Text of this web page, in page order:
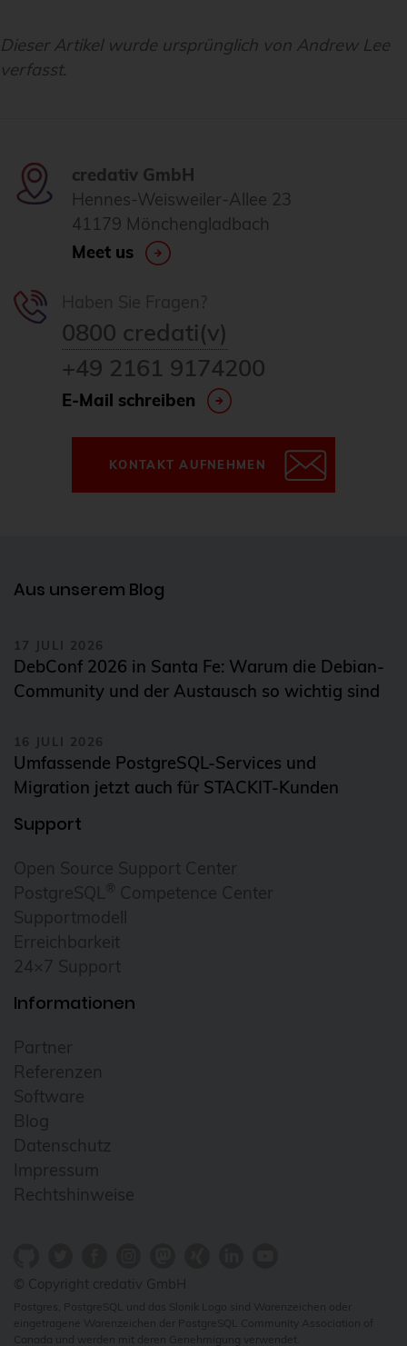
Dieser Artikel wurde ursprünglich von Andrew Lee
verfasst.
credativ GmbH
Hennes-Weisweiler-Allee 23
41179 Mönchengladbach
Meet us
0800 credati(v)
+49 2161 9174200
E-Mail schreiben
KONTAKT AUFNEHMEN
Aus unserem Blog
17 JULI 2026
DebConf 2026 in Santa Fe: Warum die Debian-
Community und der Austausch so wichtig sind
16 JULI 2026
Umfassende PostgreSQL-Services und
Migration jetzt auch für STACKIT-Kunden
Support
Open Source Support Center
PostgreSQL ® Competence Center
Supportmodell
Erreichbarkeit
24×7 Support
Informationen
Partner
Referenzen
Software
Blog
Datenschutz
Impressum
Rechtshinweise
© Copyright credativ GmbH
Postgres, PostgreSQL und das Slonik Logo sind Warenzeichen oder
eingetragene Warenzeichen der PostgreSQL Community Association of
Canada und werden mit deren Genehmigung verwendet.